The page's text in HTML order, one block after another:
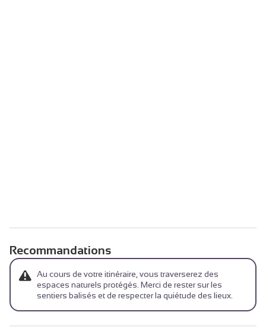
Recommandations
Au cours de votre itinéraire, vous traverserez des
espaces naturels protégés. Merci de rester sur les
sentiers balisés et de respecter la quiétude des lieux.